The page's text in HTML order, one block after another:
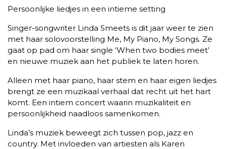
Persoonlijke liedjes in een intieme setting
Singer-songwriter Linda Smeets is dit jaar weer te zien
met haar solovoorstelling Me, My Piano, My Songs. Ze
gaat op pad om haar single ‘When two bodies meet’
en nieuwe muziek aan het publiek te laten horen.
Alleen met haar piano, haar stem en haar eigen liedjes
brengt ze een muzikaal verhaal dat recht uit het hart
komt. Een intiem concert waarin muzikaliteit en
persoonlijkheid naadloos samenkomen.
Linda’s muziek beweegt zich tussen pop, jazz en
country. Met invloeden van artiesten als Karen